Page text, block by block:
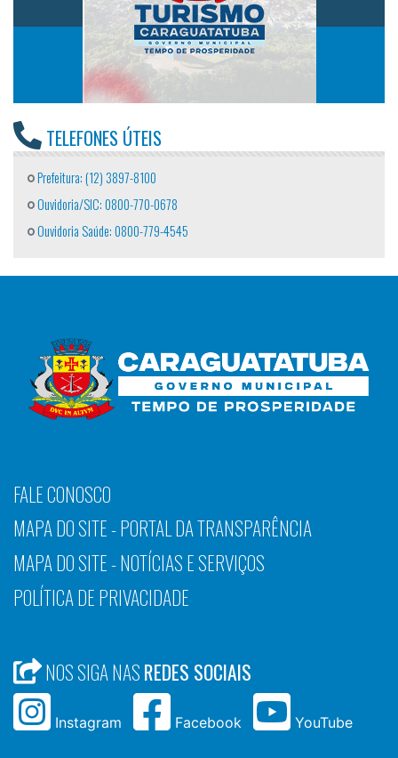
TELEFONES ÚTEIS
Prefeitura: (12) 3897-8100
Ouvidoria/SIC: 0800-770-0678
Ouvidoria Saúde: 0800-779-4545
FALE CONOSCO
MAPA DO SITE - PORTAL DA TRANSPARÊNCIA
MAPA DO SITE - NOTÍCIAS E SERVIÇOS
POLÍTICA DE PRIVACIDADE
NOS SIGA NASREDES SOCIAIS
Instagram Facebook YouTube